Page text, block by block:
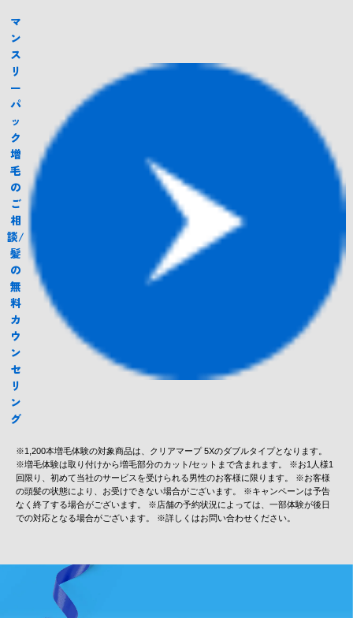
マ
ン
ス
リ
ー
パ
ッ
ク
増
毛
の
ご
相
談/
髪
の
無
料
カ
ウ
ン
セ
リ
ン
グ
※1,200本増毛体験の対象商品は、クリアマープ 5Xのダブルタイプとなります。
※増毛体験は取り付けから増毛部分のカット/セットまで含まれます。 ※お1人様1
回限り、初めて当社のサービスを受けられる男性のお客様に限ります。 ※お客様
の頭髪の状態により、お受けできない場合がございます。 ※キャンペーンは予告
なく終了する場合がございます。 ※店舗の予約状況によっては、一部体験が後日
での対応となる場合がございます。 ※詳しくはお問い合わせください。